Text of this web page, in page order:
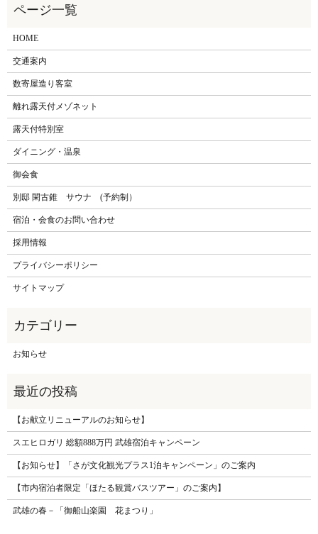
HOME
交通案内
数寄屋造り客室
離れ露天付メゾネット
露天付特別室
ダイニング・温泉
御会食
別邸 閑古錐 サウナ (予約制）
宿泊・会食のお問い合わせ
採用情報
プライバシーポリシー
サイトマップ
お知らせ
【お献立リニューアルのお知らせ】
スエヒロガリ 総額888万円 武雄宿泊キャンペーン
【お知らせ】「さが文化観光プラス1泊キャンペーン」のご案内
【市内宿泊者限定「ほたる観賞バスツアー」のご案内】
武雄の春－「御船山楽園 花まつり」